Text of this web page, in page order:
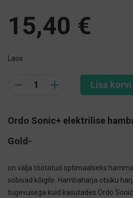
15,40 €
Laos
Lisa korvi
Ordo Sonic+ elektrilise
Gold-
on välja töötatud optimaalseks
sobivad kõigile. Hambaharja otsiku
tugevusega kuid kasutades Ordo